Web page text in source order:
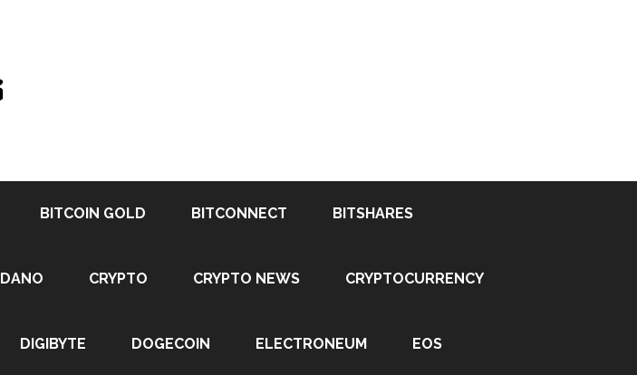
BITCOIN GOLD BITCONNECT BITSHARES
CRYPTO CRYPTO NEWS CRYPTOCURRENCY
DIGIBYTE DOGECOIN ELECTRONEUM EOS